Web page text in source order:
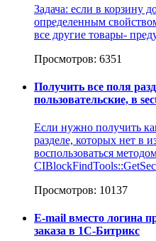
Задача: если в корзину
определенным
все другие товары-
Просмотров: 6351
Получить все поля
пользовательские, в
Если нужно получить
разделе, которых нет в
воспользоваться
Просмотров: 10137
E-mail вместо логина
заказа в 1C-Битрикс